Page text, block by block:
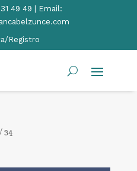
49 49 | Email:
Registro
34